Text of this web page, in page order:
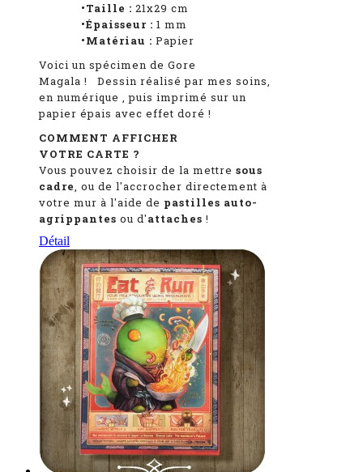
•Taille : 21x29 cm
•Épaisseur : 1 mm
•Matériau : Papier
Voici un spécimen de Gore
Magala !
Dessin réalisé par mes soins,
en numérique , puis imprimé sur un
papier épais avec effet doré !
COMMENT AFFICHER
VOTRE CARTE ?
Vous pouvez choisir de la mettre sous
cadre, ou de l'accrocher directement à
votre mur à l'aide de pastilles auto-
agrippantes ou d'attaches !
Détail